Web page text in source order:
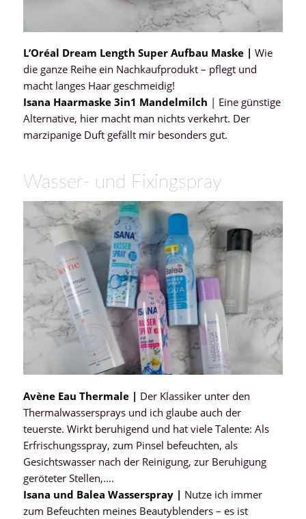
L’Oréal Dream Length Super Aufbau Maske | Wie
die ganze Reihe ein Nachkaufprodukt – pflegt und
macht langes Haar geschmeidig!
Isana Haarmaske 3in1 Mandelmilch | Eine günstige
Alternative, hier macht man nichts verkehrt. Der
marzipanige Duft gefällt mir besonders gut.
Wasser- und Fixingspray
Avène Eau Thermale | Der Klassiker unter den
Thermalwassersprays und ich glaube auch der
teuerste. Wirkt beruhigend und hat viele Talente: Als
Erfrischungsspray, zum Pinsel befeuchten, als
Gesichtswasser nach der Reinigung, zur Beruhigung
geröteter Stellen,….
Isana und Balea Wasserspray | Nutze ich immer
zum Befeuchten meines Beautyblenders – es ist